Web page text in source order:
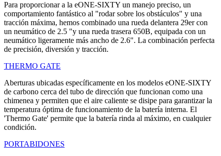
Para proporcionar a la eONE-SIXTY un manejo preciso, un
comportamiento fantástico al "rodar sobre los obstáculos" y una
tracción máxima, hemos combinado una rueda delantera 29er con
un neumático de 2.5 "y una rueda trasera 650B, equipada con un
neumático ligeramente más ancho de 2.6". La combinación perfecta
de precisión, diversión y tracción.
THERMO GATE
Aberturas ubicadas específicamente en los modelos eONE-SIXTY
de carbono cerca del tubo de dirección que funcionan como una
chimenea y permiten que el aire caliente se disipe para garantizar la
temperatura óptima de funcionamiento de la batería interna. El
'Thermo Gate' permite que la batería rinda al máximo, en cualquier
condición.
PORTABIDONES